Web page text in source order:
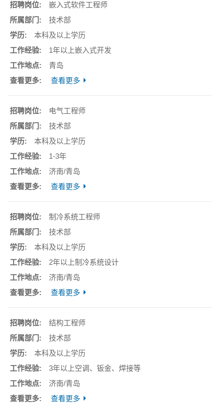
嵌入式软件工程师
技术部
本科及以上学历
1年以上嵌入式开发
青岛
查看更多
电气工程师
技术部
本科及以上学历
1-3年
济南/青岛
查看更多
制冷系统工程师
技术部
本科及以上学历
2年以上制冷系统设计
济南/青岛
查看更多
结构工程师
技术部
本科及以上学历
3年以上空调、钣金、焊接等
济南/青岛
查看更多